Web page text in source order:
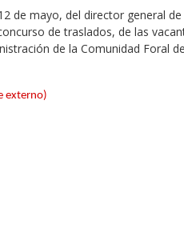
de mayo, del director general
de traslados, de las
de la Comunidad Foral
externo)